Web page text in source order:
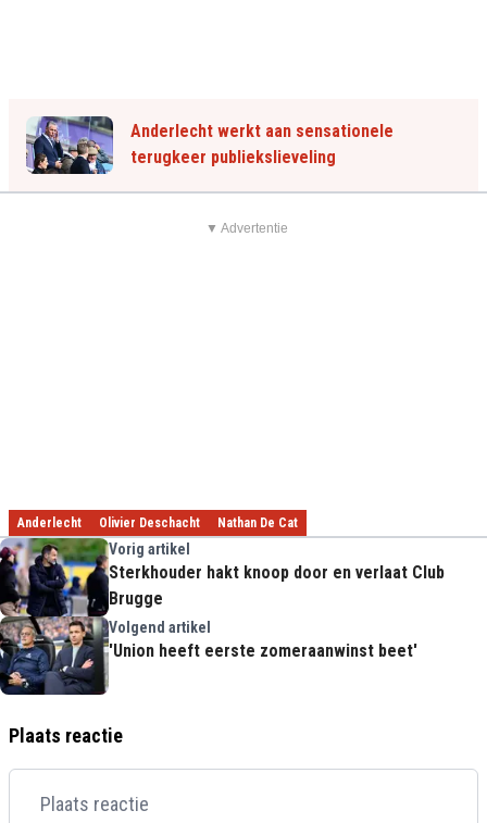
Anderlecht werkt aan sensationele
terugkeer publiekslieveling
▼ Advertentie
Anderlecht Olivier Deschacht Nathan De Cat
Vorig artikel
Sterkhouder hakt knoop door en verlaat Club
Brugge
Volgend artikel
'Union heeft eerste zomeraanwinst beet'
Plaats reactie